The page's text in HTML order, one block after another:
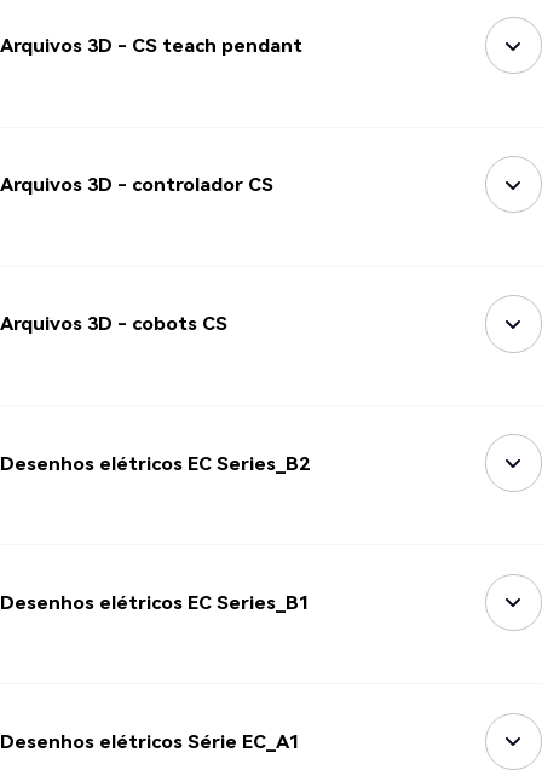
Arquivos 3D - CS teach pendant
Arquivos 3D - controlador CS
Arquivos 3D - cobots CS
Desenhos elétricos EC Series_B2
Desenhos elétricos EC Series_B1
Desenhos elétricos Série EC_A1